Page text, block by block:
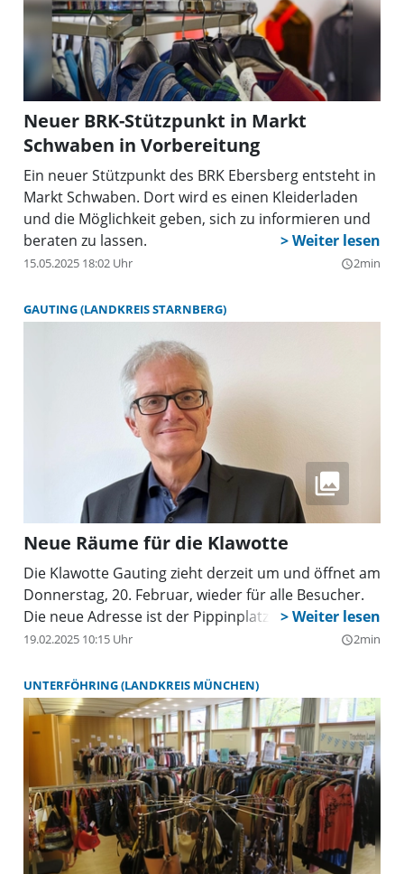
Neuer BRK-Stützpunkt in Markt
Schwaben in Vorbereitung
Ein neuer Stützpunkt des BRK Ebersberg entsteht in
Markt Schwaben. Dort wird es einen Kleiderladen
und die Möglichkeit geben, sich zu informieren und
beraten zu lassen.
15.05.2025 18:02 Uhr query_builder2min
GAUTING (LANDKREIS STARNBERG)
Neue Räume für die Klawotte
Die Klawotte Gauting zieht derzeit um und öffnet am
Donnerstag, 20. Februar, wieder für alle Besucher.
Die neue Adresse ist der Pippinplatz 1.
19.02.2025 10:15 Uhr query_builder2min
UNTERFÖHRING (LANDKREIS MÜNCHEN)